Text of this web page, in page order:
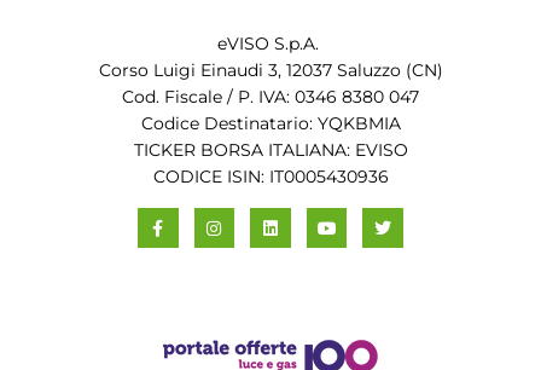
eVISO S.p.A.
Corso Luigi Einaudi 3, 12037 Saluzzo (CN)
Cod. Fiscale / P. IVA: 0346 8380 047
Codice Destinatario: YQKBMIA
TICKER BORSA ITALIANA: EVISO
CODICE ISIN: IT0005430936